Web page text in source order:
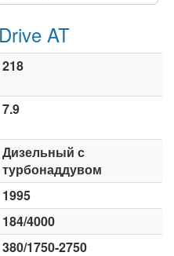
AT
218
7.9
Дизельный с
турбонаддувом
1995
184/4000
380/1750-2750